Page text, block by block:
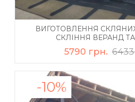
ВИГОТОВЛЕННЯ
СКЛІННЯ ВЕРАНД ТА
5790 грн. 6433
-10%